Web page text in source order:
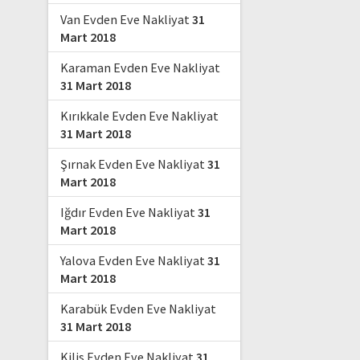
Van Evden Eve Nakliyat31
Mart 2018
Karaman Evden Eve Nakliyat
31 Mart 2018
Kırıkkale Evden Eve Nakliyat
31 Mart 2018
Şırnak Evden Eve Nakliyat31
Mart 2018
Iğdır Evden Eve Nakliyat31
Mart 2018
Yalova Evden Eve Nakliyat31
Mart 2018
Karabük Evden Eve Nakliyat
31 Mart 2018